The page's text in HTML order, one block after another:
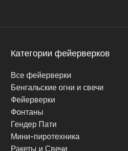
Категории фейерверков
Все фейерверки
Бенгальские огни и свечи
Фейерверки
Фонтаны
Гендер Пати
Мини-пиротехника
Ракеты и Свечи